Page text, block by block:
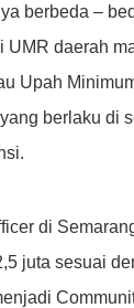
berbeda –
UMR daerah
Upah
berlaku di
di
juta sesuai